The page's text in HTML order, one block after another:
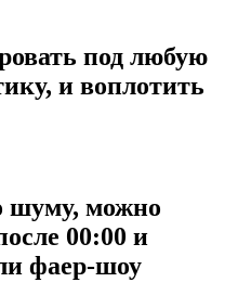
под любую
и воплотить
шуму, можно
00:00 и
фаер-шоу